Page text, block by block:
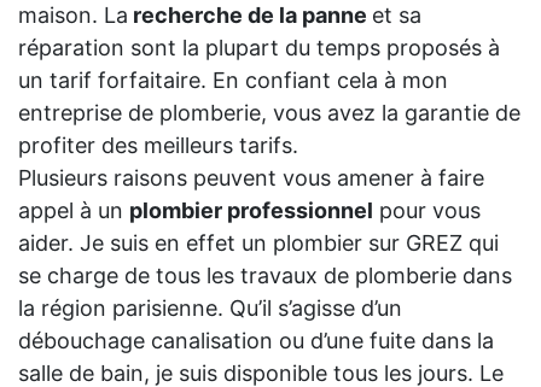
maison. La recherche de la panne et sa
réparation sont la plupart du temps proposés à
un tarif forfaitaire. En confiant cela à mon
entreprise de plomberie, vous avez la garantie de
profiter des meilleurs tarifs.
Plusieurs raisons peuvent vous amener à faire
appel à un plombier professionnel pour vous
aider. Je suis en effet un plombier sur GREZ qui
se charge de tous les travaux de plomberie dans
la région parisienne. Qu’il s’agisse d’un
débouchage canalisation ou d’une fuite dans la
salle de bain, je suis disponible tous les jours. Le